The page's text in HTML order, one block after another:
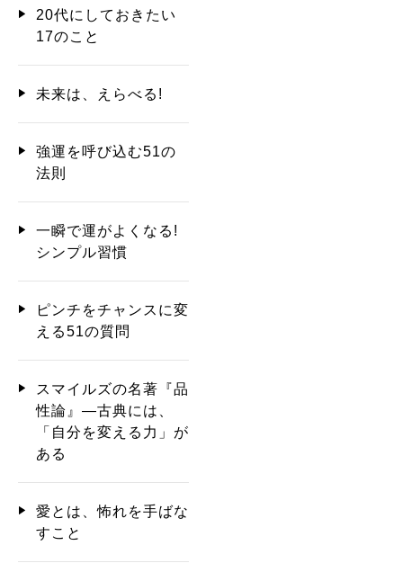
20代にしておきたい
17のこと
未来は、えらべる!
強運を呼び込む51の
法則
一瞬で運がよくなる!
シンプル習慣
ピンチをチャンスに変
える51の質問
スマイルズの名著『品
性論』―古典には、
「自分を変える力」が
ある
愛とは、怖れを手ばな
すこと